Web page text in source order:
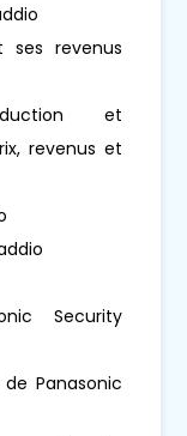
ses revenus
et
revenus et
Security
Panasonic